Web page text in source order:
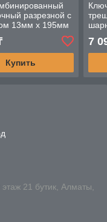
разрезной с
13мм х 195мм
Купить
7
21 бутик, Алматы,